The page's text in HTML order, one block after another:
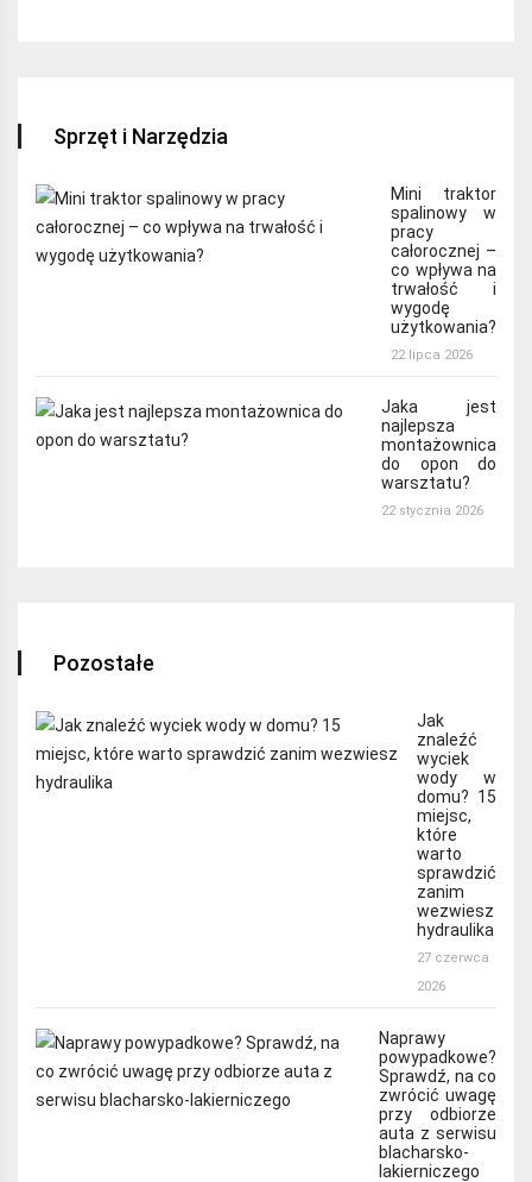
Sprzęt i Narzędzia
Mini traktor
spalinowy w
pracy
całorocznej –
co wpływa na
trwałość i
wygodę
użytkowania?
22 lipca 2026
Jaka jest
najlepsza
montażownica
do opon do
warsztatu?
22 stycznia 2026
Pozostałe
Jak
znaleźć
wyciek
wody w
domu? 15
miejsc,
które
warto
sprawdzić
zanim
wezwiesz
hydraulika
27 czerwca
2026
Naprawy
powypadkowe?
Sprawdź, na co
zwrócić uwagę
przy odbiorze
auta z serwisu
blacharsko-
lakierniczego